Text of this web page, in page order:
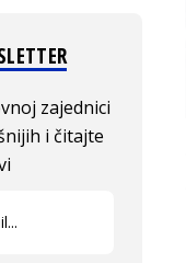
zajednici
i čitajte